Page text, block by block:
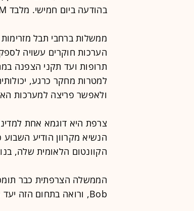
בהודעה ביום חמישי. מלבד IBM, הממשל האמריקאי ישקיע בשמונה חברות אחרות.
ממשלות ברחבי תבל
הערכות חוקרים עשויה
תרופות ועד תקני הצפנה
למטרות מחקר כרגע,
ולאפשר פריצה למערכות
צרפת היא דוגמא אחת
הנשיא מקרוון הודיע
הקוונטום הלאומית שלה, בנוסף ל־550 מיליון אירו לתעשיית
Bob, ורואה בתחום הזה יעד אסטרטגי של "ריבונות טכנולוגית אירופית".